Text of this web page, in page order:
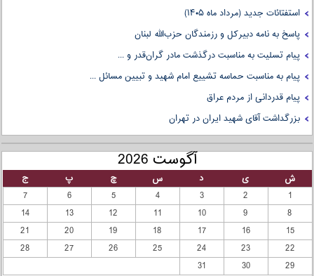
استفتائات جدید (مرداد ماه ۱۴۰۵)
پاسخ به نامه دبیرکل و رزمندگان حزب‌الله لبنان
پیام تسلیت به مناسبت درگذشت مادر گران‌قدر و ...
پیام به مناسبت حماسه تشییع امام شهید و تبیین مسائل ...
پیام قدردانی از مردم عراق
بزرگداشت آقای شهید ایران در تهران
آگوست 2026
ش ی د س چ پ
ج
1
2
3
4
5
6
7
8
9
10
11
12
13
14
15
16
17
18
19
20
21
22
23
24
25
26
27
28
29
30
31